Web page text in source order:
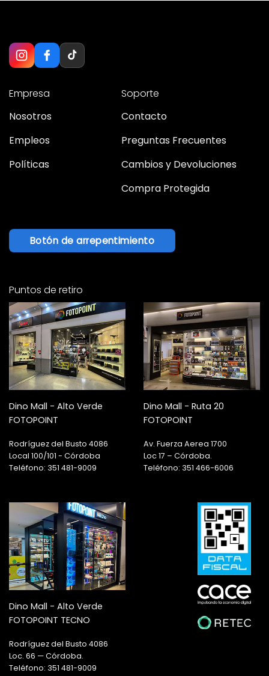
Empresa
Nosotros
Empleos
Políticas
Soporte
Contacto
Preguntas Frecuentes
Cambios y Devoluciones
Compra Protegida
Botón de arrepentimiento
Puntos de retiro
Dino Mall - Alto Verde
FOTOPOINT
Rodríguez del Busto 4086
Local 100/101 - Córdoba
Teléfono: 351 481-9009
Dino Mall - Ruta 20
FOTOPOINT
Av. Fuerza Aerea 1700
Loc 17 – Córdoba.
Teléfono: 351 466-6006
Dino Mall - Alto Verde
FOTOPOINT TECNO
Rodríguez del Busto 4086
Loc. 66 — Córdoba.
Teléfono: 351 481-9009